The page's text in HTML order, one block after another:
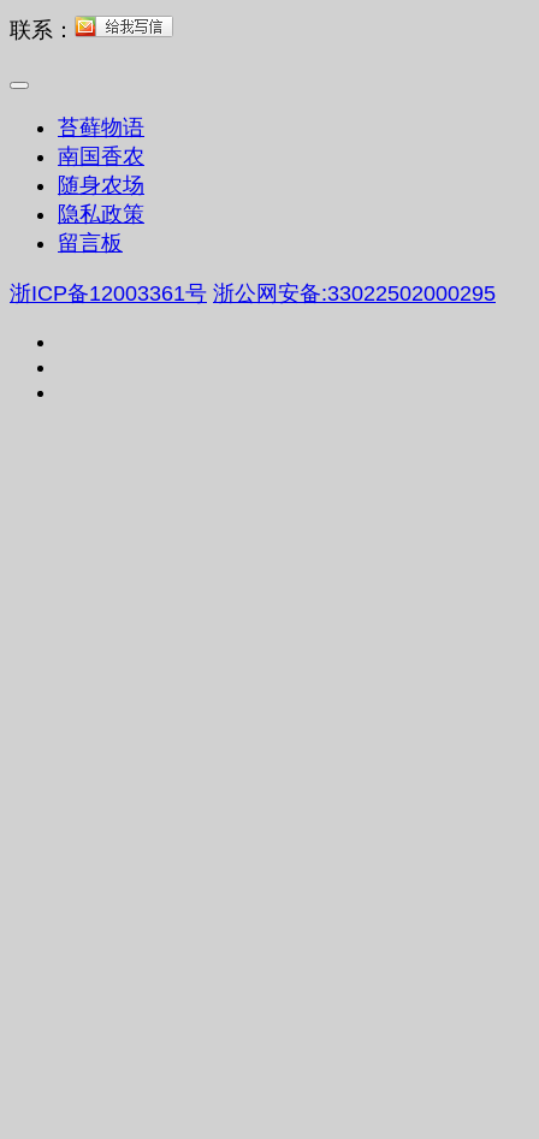
联系：
苔藓物语
南国香农
随身农场
隐私政策
留言板
浙ICP备12003361号 浙公网安备:33022502000295